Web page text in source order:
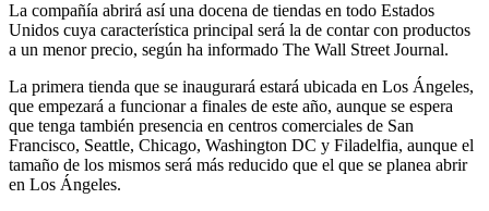
La compañía abrirá así una docena de tiendas en todo Estados
Unidos cuya característica principal será la de contar con productos
a un menor precio, según ha informado The Wall Street Journal.
La primera tienda que se inaugurará estará ubicada en Los Ángeles,
que empezará a funcionar a finales de este año, aunque se espera
que tenga también presencia en centros comerciales de San
Francisco, Seattle, Chicago, Washington DC y Filadelfia, aunque el
tamaño de los mismos será más reducido que el que se planea abrir
en Los Ángeles.